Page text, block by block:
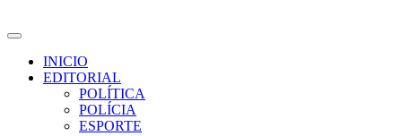
INICIO
EDITORIAL
POLÍTICA
POLÍCIA
ESPORTE